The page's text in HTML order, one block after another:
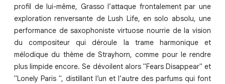
profil de lui-même, Grasso l’attaque frontalement par une
exploration renversante de Lush Life, en solo absolu, une
performance de saxophoniste virtuose nourrie de la vision
du compositeur qui déroule la trame harmonique et
mélodique du thème de Strayhorn, comme pour le rendre
plus limpide encore. Se dévoilent alors "Fears Disappear" et
"Lonely Paris ", distillant l’un et l’autre des parfums qui font